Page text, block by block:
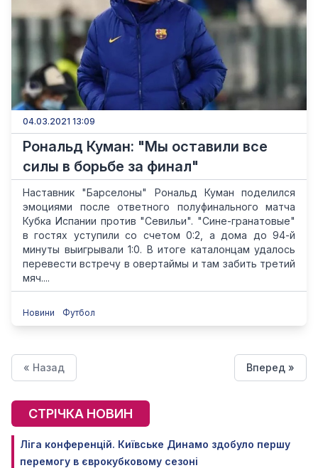
04.03.2021 13:09
Рональд Куман: "Мы оставили все
силы в борьбе за финал"
Наставник "Барселоны" Рональд Куман поделился
эмоциями после ответного полуфинального матча
Кубка Испании против "Севильи". "Сине-гранатовые"
в гостях уступили со счетом 0:2, а дома до 94-й
минуты выигрывали 1:0. В итоге каталонцам удалось
перевести встречу в овертаймы и там забить третий
мяч....
Новини Футбол
« Назад Вперед »
СТРІЧКА НОВИН
Ліга конференцій. Київське Динамо здобуло першу
перемогу в єврокубковому сезоні